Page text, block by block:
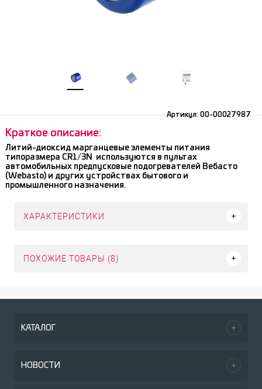
Артикул:00-00027987
Краткое описание:
Литий-диоксид марганцевые элементы питания
типоразмера CR1/3N используются в пультах
автомобильных предпусковые подогревателей Вебасто
(Webasto) и других устройствах бытового и
промышленного назначения.
ХАРАКТЕРИСТИКИ
ПОХОЖИЕ ТОВАРЫ (8)
КАТАЛОГ
НОВОСТИ